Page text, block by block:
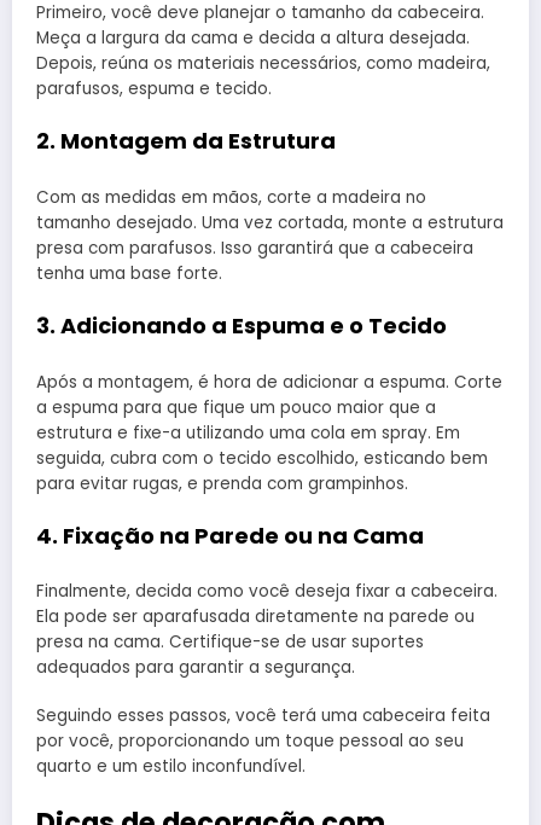
Primeiro, você deve planejar o tamanho da cabeceira.
Meça a largura da cama e decida a altura desejada.
Depois, reúna os materiais necessários, como madeira,
parafusos, espuma e tecido.
2. Montagem da Estrutura
Com as medidas em mãos, corte a madeira no
tamanho desejado. Uma vez cortada, monte a estrutura
presa com parafusos. Isso garantirá que a cabeceira
tenha uma base forte.
3. Adicionando a Espuma e o Tecido
Após a montagem, é hora de adicionar a espuma. Corte
a espuma para que fique um pouco maior que a
estrutura e fixe-a utilizando uma cola em spray. Em
seguida, cubra com o tecido escolhido, esticando bem
para evitar rugas, e prenda com grampinhos.
4. Fixação na Parede ou na Cama
Finalmente, decida como você deseja fixar a cabeceira.
Ela pode ser aparafusada diretamente na parede ou
presa na cama. Certifique-se de usar suportes
adequados para garantir a segurança.
Seguindo esses passos, você terá uma cabeceira feita
por você, proporcionando um toque pessoal ao seu
quarto e um estilo inconfundível.